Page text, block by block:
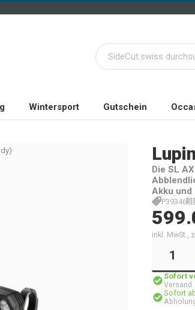
Wintersport Gutschein
Die SL
Akku und
P39346
inkl. MwSt.,
Sofort
Versand
Sofort